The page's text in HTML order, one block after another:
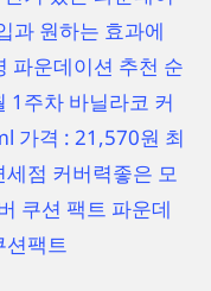
과 원하는 효과에
파운데이션 추천 순
1주차 바닐라코 커
가격 : 21,570원 최
점 커버력좋은 모
쿠션 팩트 파운데
션팩트